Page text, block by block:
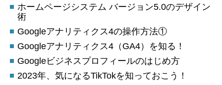
ホームページシステム バージョン5.0のデザイン
術
Googleアナリティクス4の操作方法①
Googleアナリティクス4（GA4）を知る！
Googleビジネスプロフィールのはじめ方
2023年、気になるTikTokを知っておこう！